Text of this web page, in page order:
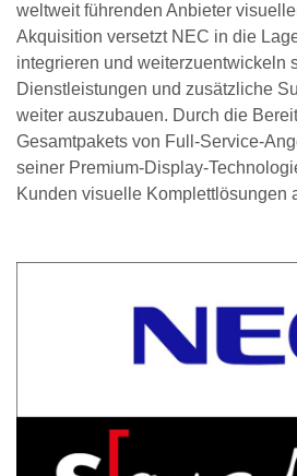
weltweit führenden Anbieter
Akquisition versetzt NEC in die
integrieren und weiterzuentwickeln
Dienstleistungen und zusätzliche
weiter auszubauen. Durch die
Gesamtpakets von Full-Service-
seiner Premium-Display-
Kunden visuelle Komplettlösungen